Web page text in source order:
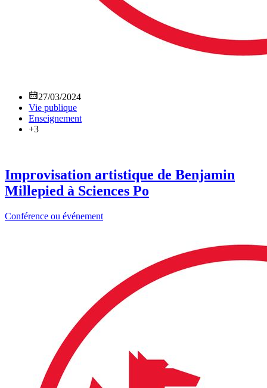
27/03/2024
Vie publique
Enseignement
+3
Improvisation artistique de Benjamin
Millepied à Sciences Po
Conférence ou événement